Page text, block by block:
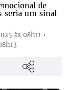
de
seria um sinal
às 08h11 •